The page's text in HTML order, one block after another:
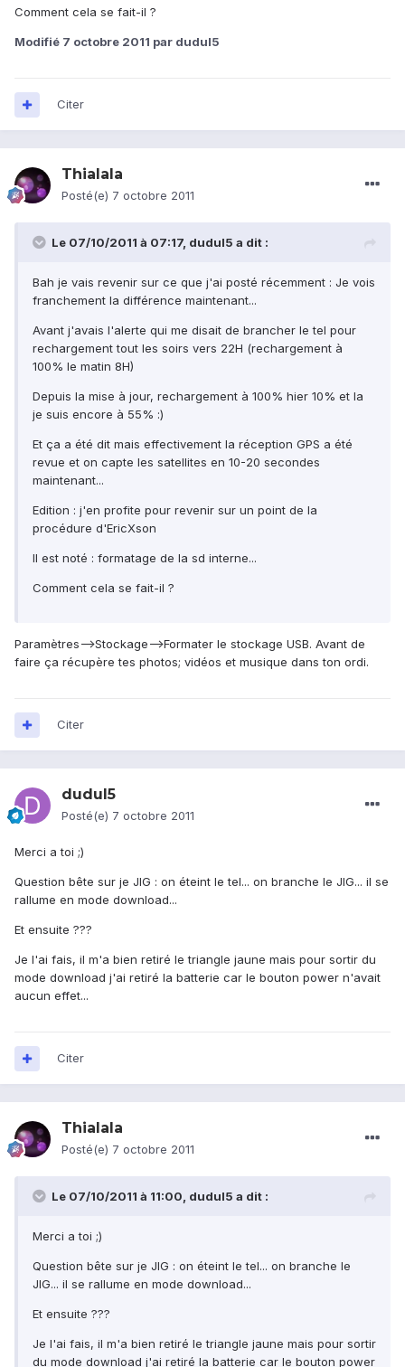
Comment cela se fait-il ?
Modifié 7 octobre 2011 par dudul5
Citer
Thialala
Posté(e) 7 octobre 2011
Le 07/10/2011 à 07:17, dudul5 a dit :
Bah je vais revenir sur ce que j'ai posté récemment : Je vois
franchement la différence maintenant...
Avant j'avais l'alerte qui me disait de brancher le tel pour
rechargement tout les soirs vers 22H (rechargement à
100% le matin 8H)
Depuis la mise à jour, rechargement à 100% hier 10% et la
je suis encore à 55% :)
Et ça a été dit mais effectivement la réception GPS a été
revue et on capte les satellites en 10-20 secondes
maintenant...
Edition : j'en profite pour revenir sur un point de la
procédure d'EricXson
Il est noté : formatage de la sd interne...
Comment cela se fait-il ?
Paramètres-->Stockage-->Formater le stockage USB. Avant de
faire ça récupère tes photos; vidéos et musique dans ton ordi.
Citer
dudul5
Posté(e) 7 octobre 2011
Merci a toi ;)
Question bête sur je JIG : on éteint le tel... on branche le JIG... il se
rallume en mode download...
Et ensuite ???
Je l'ai fais, il m'a bien retiré le triangle jaune mais pour sortir du
mode download j'ai retiré la batterie car le bouton power n'avait
aucun effet...
Citer
Thialala
Posté(e) 7 octobre 2011
Le 07/10/2011 à 11:00, dudul5 a dit :
Merci a toi ;)
Question bête sur je JIG : on éteint le tel... on branche le
JIG... il se rallume en mode download...
Et ensuite ???
Je l'ai fais, il m'a bien retiré le triangle jaune mais pour sortir
du mode download j'ai retiré la batterie car le bouton power